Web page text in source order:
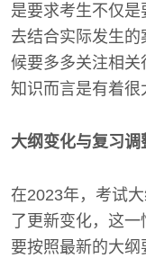
是要求考生不仅
去结合实际发生
候要多多关注相
知识而言是有着很
大纲变化与复习调
在2023年，考试
了更新变化，这
要按照最新的大